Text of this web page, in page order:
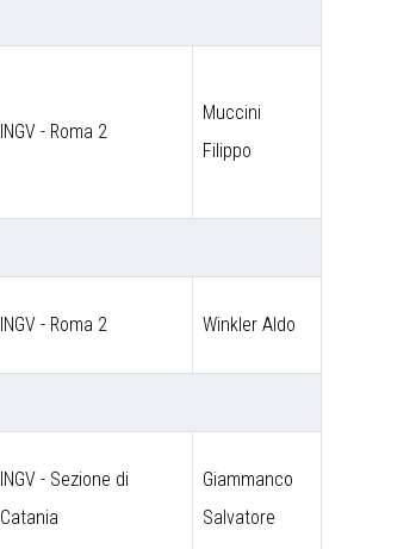
INGV - Roma 2
Muccini
Filippo
INGV - Roma 2 Winkler Aldo
INGV - Sezione di
Catania
Giammanco
Salvatore